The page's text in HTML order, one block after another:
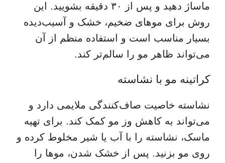
ماساژ دهید و پس از ۳۰ دقیقه بشویید. این
روش برای موهای ضخیم، خشک و آسیب‌دیده
بسیار مناسب است و استفاده منظم از آن
می‌تواند ظاهر مو را سالم‌تر کند.
کراتینه مو با نشاسته
نشاسته خاصیت صاف‌کنندگی ملایمی دارد و
می‌تواند به کاهش وز مو کمک کند. برای تهیه
ماسک، نشاسته را با آب یا شیر مخلوط کرده و
روی مو بزنید. پس از خشک شدن، موها را